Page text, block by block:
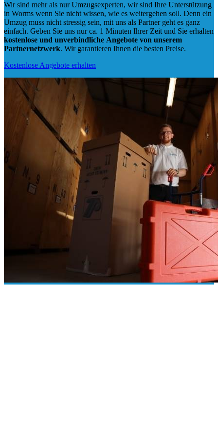
Wir sind mehr als nur Umzugsexperten, wir sind Ihre Unterstützung
in Worms wenn Sie nicht wissen, wie es weitergehen soll. Denn ein
Umzug muss nicht stressig sein, mit uns als Partner geht es ganz
einfach. Geben Sie uns nur ca. 1 Minuten Ihrer Zeit und Sie erhalten
kostenlose und unverbindliche Angebote von unserem
Partnernetzwerk. Wir garantieren Ihnen die besten Preise.
Kostenlose Angebote erhalten